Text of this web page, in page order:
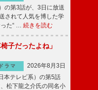
の第3話が、3日に放送
されて人気を博した学
た“ … 続きを読む
子だったよね」
ドラマ
2026年8月3日
本テレビ系）の第5話
松下龍之介氏の同名小